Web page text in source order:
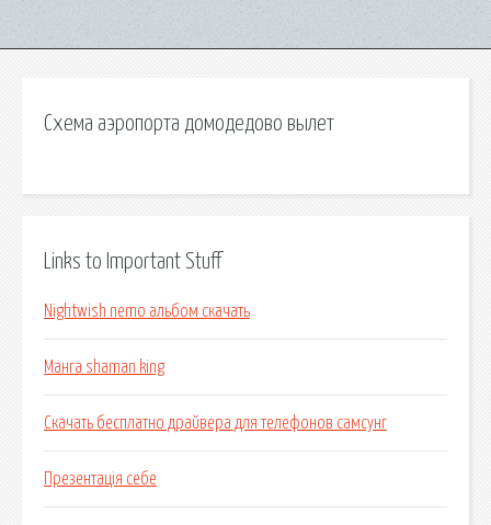
Схема аэропорта домодедово вылет
Links to Important Stuff
Nightwish nemo альбом скачать
Манга shaman king
Скачать бесплатно драйвера для телефонов самсунг
Презентація себе